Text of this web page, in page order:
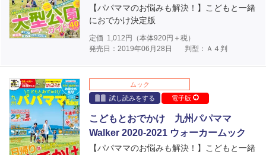
【パパママのお悩みも解決！】こどもと一緒
におでかけ決定版
定価 1,012 円（本体920円＋税）
発売日：2019年06月28日
判型：Ａ４判
ムック
試し読みをする
電子版
こどもとおでかけ 九州パパママ
Walker 2020-2021 ウォーカームック
【パパママのお悩みも解決！】こどもと一緒